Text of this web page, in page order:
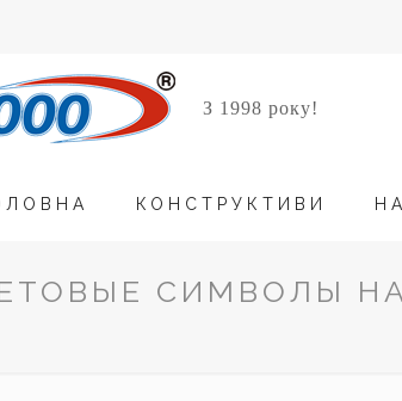
З 1998 року!
КОНСТРУКТИВИ
СИМВОЛЫ